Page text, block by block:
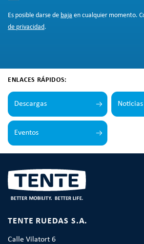
Es posible darse de baja en cualquier momento.
de privacidad.
ENLACES RÁPIDOS:
Descargas Noticias
Eventos
TENTE RUEDAS S.A.
Calle Vilatort 6